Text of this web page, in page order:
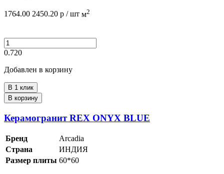
1764.00 2450.20 р / шт м2
0.720
Добавлен в корзину
В 1 клик
В корзину
Керамогранит REX ONYX BLUE
Бренд
Arcadia
Страна
ИНДИЯ
Размер плиты 60*60